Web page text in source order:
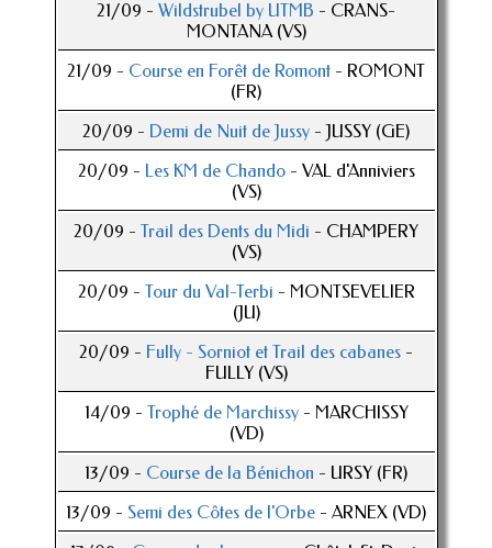
21/09 - Wildstrubel by UTMB - CRANS-
MONTANA (VS)
21/09 - Course en Forêt de Romont - ROMONT
(FR)
20/09 - Demi de Nuit de Jussy - JUSSY (GE)
20/09 - Les KM de Chando- VAL d'Anniviers
(VS)
20/09 - Trail des Dents du Midi - CHAMPERY
(VS)
20/09 - Tour du Val-Terbi - MONTSEVELIER
(JU)
20/09 - Fully - Sorniot et Trail des cabanes -
FULLY (VS)
14/09 - Trophé de Marchissy- MARCHISSY
(VD)
13/09 - Course de la Bénichon - URSY (FR)
13/09 - Semi des Côtes de l'Orbe - ARNEX (VD)